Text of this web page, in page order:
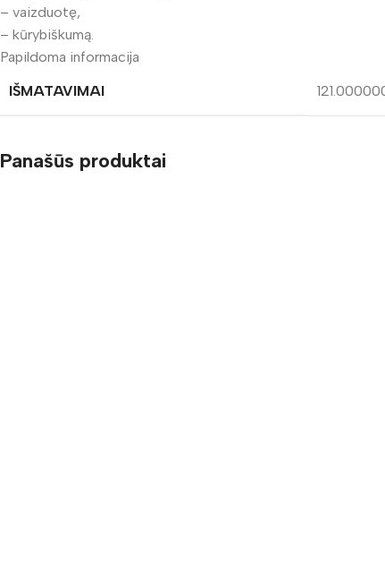
– vaizduotę,
– kūrybiškumą.
Papildoma informacija
IŠMATAVIMAI
Panašūs produktai